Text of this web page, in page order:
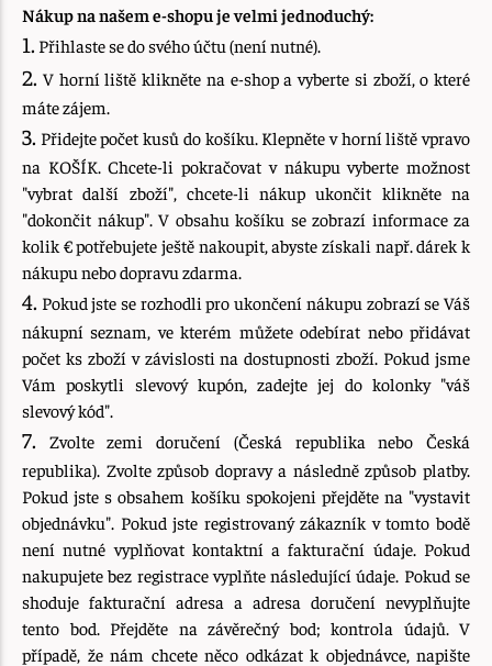
Nákup na našem e-shopu je velmi jednoduchý:
1. Přihlaste se do svého účtu (není nutné).
2. V horní liště klikněte na e-shop a vyberte si zboží, o které
máte zájem.
3. Přidejte počet kusů do košíku. Klepněte v horní liště vpravo
na KOŠÍK. Chcete-li pokračovat v nákupu vyberte možnost
"vybrat další zboží", chcete-li nákup ukončit klikněte na
"dokončit nákup". V obsahu košíku se zobrazí informace za
kolik € potřebujete ještě nakoupit, abyste získali např. dárek k
nákupu nebo dopravu zdarma.
4. Pokud jste se rozhodli pro ukončení nákupu zobrazí se Váš
nákupní seznam, ve kterém můžete odebírat nebo přidávat
počet ks zboží v závislosti na dostupnosti zboží. Pokud jsme
Vám poskytli slevový kupón, zadejte jej do kolonky "váš
slevový kód".
7. Zvolte zemi doručení (Česká republika nebo Česká
republika). Zvolte způsob dopravy a následně způsob platby.
Pokud jste s obsahem košíku spokojeni přejděte na "vystavit
objednávku". Pokud jste registrovaný zákazník v tomto bodě
není nutné vyplňovat kontaktní a fakturační údaje. Pokud
nakupujete bez registrace vyplňte následující údaje. Pokud se
shoduje fakturační adresa a adresa doručení nevyplňujte
tento bod. Přejděte na závěrečný bod; kontrola údajů. V
případě, že nám chcete něco odkázat k objednávce, napište